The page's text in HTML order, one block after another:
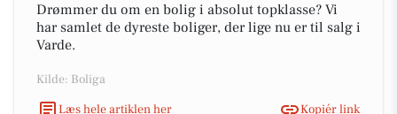
Drømmer du om en bolig i absolut topklasse? Vi
har samlet de dyreste boliger, der lige nu er til salg i
Varde.
Kilde: Boliga
Læs hele artiklen her
Kopiér link